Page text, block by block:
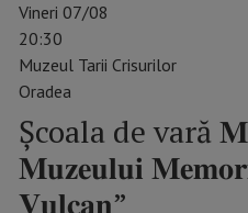
Vineri 07/08
20:30
Muzeul Tarii Crisurilor
Oradea
Școala de vară
𝐌𝐮𝐳𝐞𝐮𝐥𝐮𝐢
𝐕𝐮𝐥𝐜𝐚𝐧”